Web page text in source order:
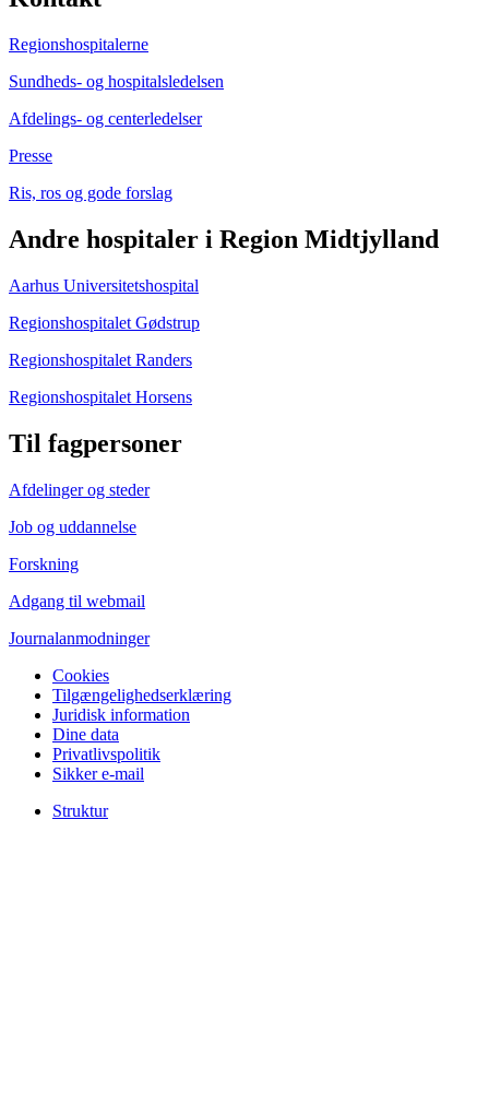
Regionshospitalerne
Sundheds- og hospitalsledelsen
Afdelings- og centerledelser
Presse
Ris, ros og gode forslag
Andre hospitaler i Region Midtjylland
Aarhus Universitetshospital
Regionshospitalet Gødstrup
Regionshospitalet Randers
Regionshospitalet Horsens
Til fagpersoner
Afdelinger og steder
Job og uddannelse
Forskning
Adgang til webmail
Journalanmodninger
Cookies
Tilgængelighedserklæring
Juridisk information
Dine data
Privatlivspolitik
Sikker e-mail
Struktur